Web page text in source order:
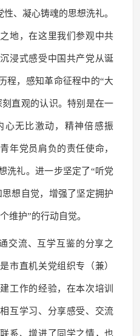
性、凝心铸魂的思想洗礼。
地，在这里我们参观中共
浸式感受中国共产党从诞
程，感知革命征程中的“大
直观的认识。特别是在一
心无比激动，精神倍感振
年党员肩负的责任使命，
洗礼。进一步坚定了“听党
想自觉，增强了坚定拥护
维护”的行动自觉。
交流、互学互鉴的分享之
市直机关党组织专（兼）
工作的经验，在本次培训
互学习、分享感受、交流
系、增进了同学之情，也